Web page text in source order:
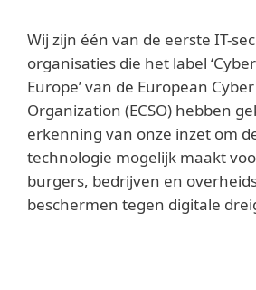
Wij zijn één van de eerste IT-
organisaties die het label
Europe’ van de European
Organization (ECSO) hebben
erkenning van onze inzet om
technologie mogelijk maakt
burgers, bedrijven en
beschermen tegen digitale